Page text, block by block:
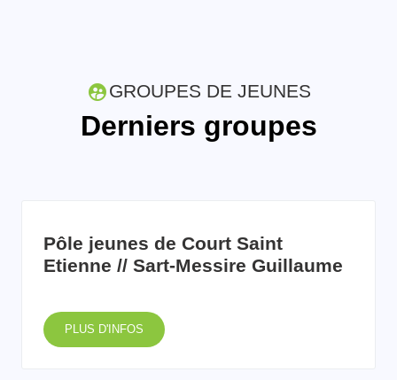
GROUPES DE JEUNES
Derniers groupes
Pôle jeunes de Court Saint
Etienne // Sart-Messire Guillaume
PLUS D'INFOS